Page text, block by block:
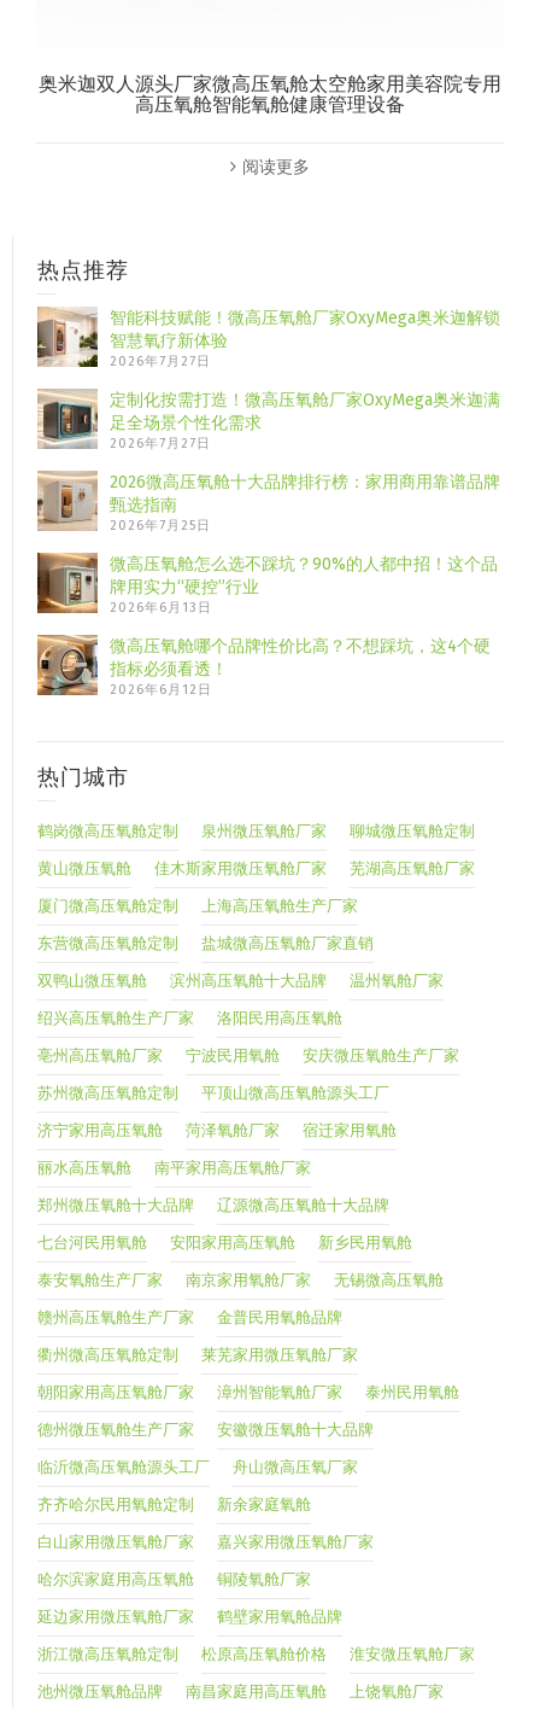
奥米迦双人源头厂家微高压氧舱太空舱家用美容院专用
高压氧舱智能氧舱健康管理设备
阅读更多
热点推荐
智能科技赋能！微高压氧舱厂家OxyMega奥米迦解锁
智慧氧疗新体验
2026年7月27日
定制化按需打造！微高压氧舱厂家OxyMega奥米迦满
足全场景个性化需求
2026年7月27日
2026微高压氧舱十大品牌排行榜：家用商用靠谱品牌
甄选指南
2026年7月25日
微高压氧舱怎么选不踩坑？90%的人都中招！这个品
牌用实力“硬控”行业
2026年6月13日
微高压氧舱哪个品牌性价比高？不想踩坑，这4个硬
指标必须看透！
2026年6月12日
热门城市
鹤岗微高压氧舱定制 泉州微压氧舱厂家 聊城微压氧舱定制
黄山微压氧舱 佳木斯家用微压氧舱厂家 芜湖高压氧舱厂家
厦门微高压氧舱定制 上海高压氧舱生产厂家
东营微高压氧舱定制 盐城微高压氧舱厂家直销
双鸭山微压氧舱 滨州高压氧舱十大品牌 温州氧舱厂家
绍兴高压氧舱生产厂家 洛阳民用高压氧舱
亳州高压氧舱厂家 宁波民用氧舱 安庆微压氧舱生产厂家
苏州微高压氧舱定制 平顶山微高压氧舱源头工厂
济宁家用高压氧舱 菏泽氧舱厂家 宿迁家用氧舱
丽水高压氧舱 南平家用高压氧舱厂家
郑州微压氧舱十大品牌 辽源微高压氧舱十大品牌
七台河民用氧舱 安阳家用高压氧舱 新乡民用氧舱
泰安氧舱生产厂家 南京家用氧舱厂家 无锡微高压氧舱
赣州高压氧舱生产厂家 金普民用氧舱品牌
衢州微高压氧舱定制 莱芜家用微压氧舱厂家
朝阳家用高压氧舱厂家 漳州智能氧舱厂家 泰州民用氧舱
德州微压氧舱生产厂家 安徽微压氧舱十大品牌
临沂微高压氧舱源头工厂 舟山微高压氧厂家
齐齐哈尔民用氧舱定制 新余家庭氧舱
白山家用微压氧舱厂家 嘉兴家用微压氧舱厂家
哈尔滨家庭用高压氧舱 铜陵氧舱厂家
延边家用微压氧舱厂家 鹤壁家用氧舱品牌
浙江微高压氧舱定制 松原高压氧舱价格 淮安微压氧舱厂家
池州微压氧舱品牌 南昌家庭用高压氧舱 上饶氧舱厂家